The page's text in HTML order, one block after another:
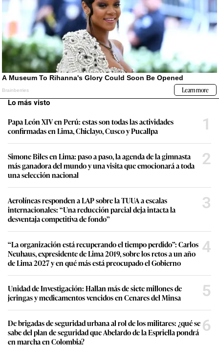
Lo más visto
Papa León XIV en Perú: estas son todas las actividades
confirmadas en Lima, Chiclayo, Cusco y Pucallpa
1
Simone Biles en Lima: paso a paso, la agenda de la gimnasta
más ganadora del mundo y una visita que emocionará a toda
una selección nacional
2
Aerolíneas responden a LAP sobre la TUUA a escalas
internacionales: “Una reducción parcial deja intacta la
desventaja competitiva de fondo”
3
“La organización está recuperando el tiempo perdido”: Carlos
Neuhaus, expresidente de Lima 2019, sobre los retos a un año
de Lima 2027 y en qué más está preocupado el Gobierno
4
Unidad de Investigación: Hallan más de siete millones de
jeringas y medicamentos vencidos en Cenares del Minsa
5
De brigadas de seguridad urbana al rol de los militares: ¿qué se
sabe del plan de seguridad que Abelardo de la Espriella pondrá
en marcha en Colombia?
6